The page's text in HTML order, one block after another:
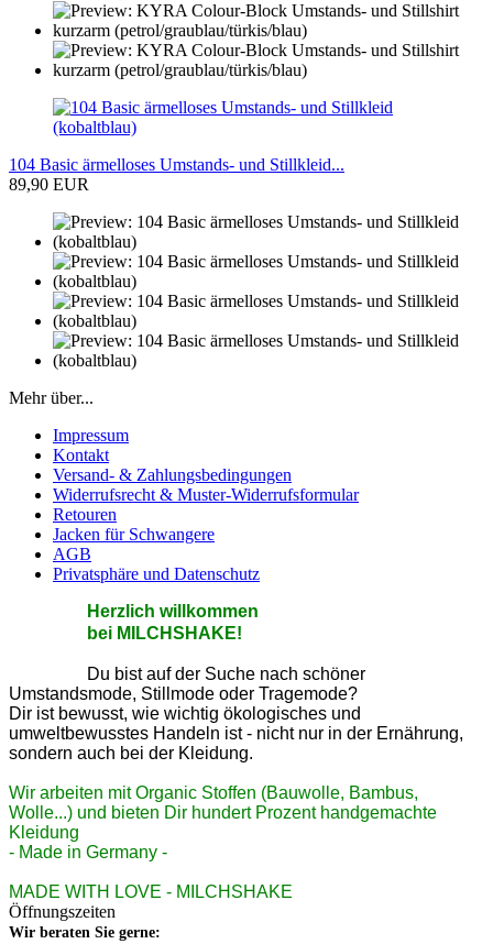
104 Basic ärmelloses Umstands- und Stillkleid...
89,90 EUR
Mehr über...
Impressum
Kontakt
Versand- & Zahlungsbedingungen
Widerrufsrecht & Muster-Widerrufsformular
Retouren
Jacken für Schwangere
AGB
Privatsphäre und Datenschutz
Herzlich willkommen
bei MILCHSHAKE!
Du bist auf der Suche nach schöner
Umstandsmode, Stillmode oder Tragemode?
Dir ist bewusst, wie wichtig ökologisches und
umweltbewusstes Handeln ist - nicht nur in der Ernährung,
sondern auch bei der Kleidung.
Wir arbeiten mit Organic Stoffen (Bauwolle, Bambus,
Wolle...) und bieten Dir hundert Prozent handgemachte
Kleidung
- Made in Germany -
MADE WITH LOVE - MILCHSHAKE
Öffnungszeiten
Wir beraten Sie gerne: